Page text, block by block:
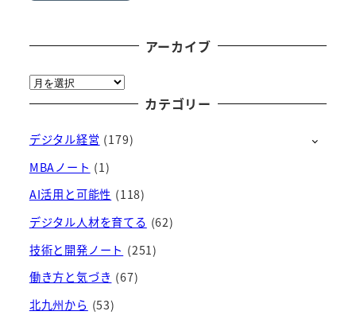
アーカイブ
ア
ー
イ
ブ
カテゴリー
デジタル経営 (179)
MBAノート (1)
AI活用と可能性 (118)
デジタル人材を育てる (62)
技術と開発ノート (251)
働き方と気づき (67)
北九州から (53)